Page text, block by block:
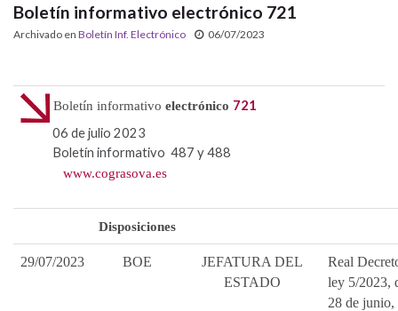
Boletín informativo electrónico 721
Archivado en Boletín Inf. Electrónico 06/07/2023
Boletín informativo electrónico 721
06 de julio 2023
Boletín informativo 487 y 488
www.cograsova.es
Disposiciones
29/07/2023 BOE
JEFATURA DEL
ESTADO
Real
ley 5/2023,
28 de junio,